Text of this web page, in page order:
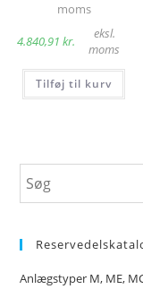
moms
4.840,91 kr.
eksl.
moms
Tilføj til kurv
Anlægstyper M, ME,